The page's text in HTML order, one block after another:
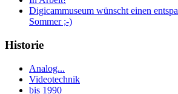
Digicammuseum wünscht einen
Sommer ;-)
Historie
Analog...
Videotechnik
bis 1990